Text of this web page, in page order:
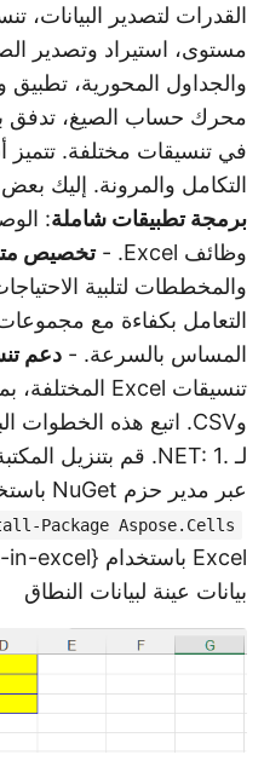
القدرات لتصدير البيانات،
مستوى، استيراد وتصدير
والجداول المحورية،
التكامل والمرونة. إليك
برمجة تطبيقات شاملة:
وظائف Excel. -
تخصيص
والمخططات لتلبية
التعامل بكفاءة مع مجموعات
المساس بالسرعة. -دعم
لـ .NET: 1. قم بتنزيل المكتبة من
عبر مدير حزم NuGet باستخدام الأمر التالي:
Package Aspose.Cells
بيانات عينة لبيانات النطاق